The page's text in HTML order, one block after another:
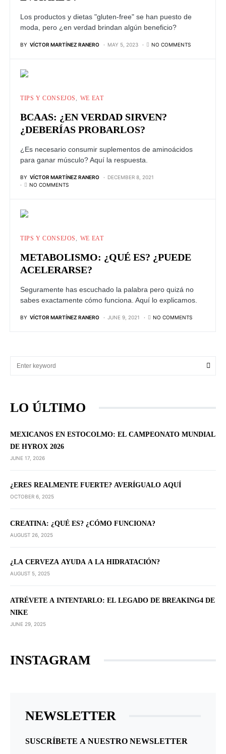
Los productos y dietas "gluten-free" se han puesto de
moda, pero ¿en verdad brindan algún beneficio?
BY VÍCTOR MARTÍNEZ RANERO MAY 5, 2023 NO COMMENTS
TIPS Y CONSEJOS WE EAT
BCAAS: ¿EN VERDAD SIRVEN?
¿DEBERÍAS PROBARLOS?
¿Es necesario consumir suplementos de aminoácidos
para ganar músculo? Aquí la respuesta.
BY VÍCTOR MARTÍNEZ RANERO
DECEMBER 8, 2021
NO COMMENTS
TIPS Y CONSEJOS WE EAT
METABOLISMO: ¿QUÉ ES? ¿PUEDE
ACELERARSE?
Seguramente has escuchado la palabra pero quizá no
sabes exactamente cómo funciona. Aquí lo explicamos.
BY VÍCTOR MARTÍNEZ RANERO JUNE 9, 2021 NO COMMENTS
LO ÚLTIMO
MEXICANOS EN ESTOCOLMO: EL CAMPEONATO MUNDIAL
DE HYROX 2026
JUNE 17, 2026
¿ERES REALMENTE FUERTE? AVERÍGUALO AQUÍ
OCTOBER 6, 2025
CREATINA: ¿QUÉ ES? ¿CÓMO FUNCIONA?
AUGUST 26, 2025
¿LA CERVEZA AYUDA A LA HIDRATACIÓN?
AUGUST 5, 2025
ATRÉVETE A INTENTARLO: EL LEGADO DE BREAKING4 DE
NIKE
JUNE 29, 2025
INSTAGRAM
NEWSLETTER
SUSCRÍBETE A NUESTRO NEWSLETTER